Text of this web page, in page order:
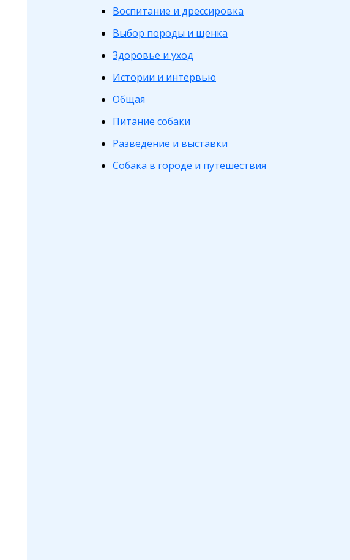
Воспитание и дрессировка
Выбор породы и щенка
Здоровье и уход
Истории и интервью
Общая
Питание собаки
Разведение и выставки
Собака в городе и путешествия